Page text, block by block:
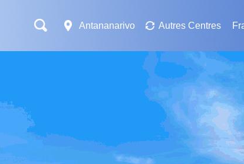
Antananarivo Autres Centres